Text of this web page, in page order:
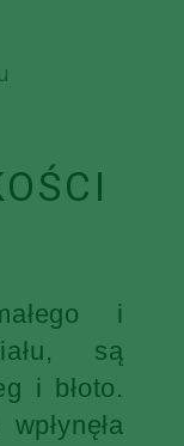
i
są
i błoto.